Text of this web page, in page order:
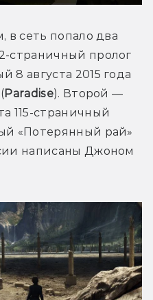
в сеть попало два
страничный пролог
8 августа 2015 года
Paradise). Второй —
115-страничный
«Потерянный рай»
написаны Джоном